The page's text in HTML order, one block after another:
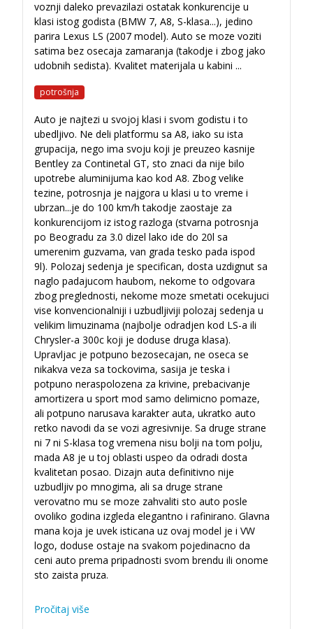
voznji daleko prevazilazi ostatak konkurencije u
klasi istog godista (BMW 7, A8, S-klasa...), jedino
parira Lexus LS (2007 model). Auto se moze voziti
satima bez osecaja zamaranja (takodje i zbog jako
udobnih sedista). Kvalitet materijala u kabini ...
potrošnja
Auto je najtezi u svojoj klasi i svom godistu i to
ubedljivo. Ne deli platformu sa A8, iako su ista
grupacija, nego ima svoju koji je preuzeo kasnije
Bentley za Continetal GT, sto znaci da nije bilo
upotrebe aluminijuma kao kod A8. Zbog velike
tezine, potrosnja je najgora u klasi u to vreme i
ubrzan...je do 100 km/h takodje zaostaje za
konkurencijom iz istog razloga (stvarna potrosnja
po Beogradu za 3.0 dizel lako ide do 20l sa
umerenim guzvama, van grada tesko pada ispod
9l). Polozaj sedenja je specifican, dosta uzdignut sa
naglo padajucom haubom, nekome to odgovara
zbog preglednosti, nekome moze smetati ocekujuci
vise konvencionalniji i uzbudljiviji polozaj sedenja u
velikim limuzinama (najbolje odradjen kod LS-a ili
Chrysler-a 300c koji je doduse druga klasa).
Upravljac je potpuno bezosecajan, ne oseca se
nikakva veza sa tockovima, sasija je teska i
potpuno neraspolozena za krivine, prebacivanje
amortizera u sport mod samo delimicno pomaze,
ali potpuno narusava karakter auta, ukratko auto
retko navodi da se vozi agresivnije. Sa druge strane
ni 7 ni S-klasa tog vremena nisu bolji na tom polju,
mada A8 je u toj oblasti uspeo da odradi dosta
kvalitetan posao. Dizajn auta definitivno nije
uzbudljiv po mnogima, ali sa druge strane
verovatno mu se moze zahvaliti sto auto posle
ovoliko godina izgleda elegantno i rafinirano. Glavna
mana koja je uvek isticana uz ovaj model je i VW
logo, doduse ostaje na svakom pojedinacno da
ceni auto prema pripadnosti svom brendu ili onome
sto zaista pruza.
Pročitaj više